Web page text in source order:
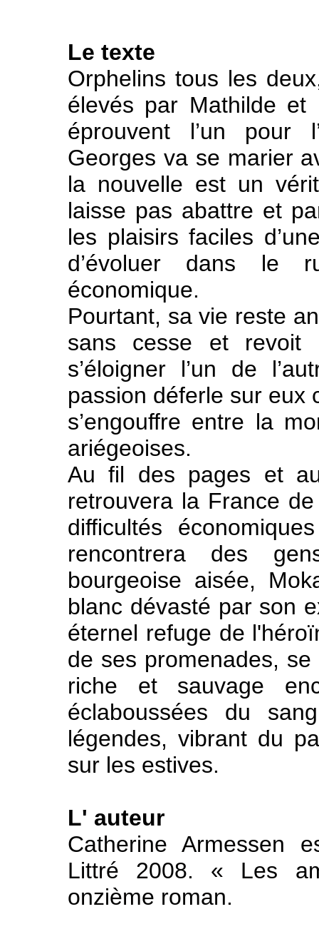
Le texte
Orphelins tous les
élevés par Mathilde et
éprouvent l’un pour
Georges va se marier
la nouvelle est un
laisse pas abattre et
les plaisirs faciles
d’évoluer dans le
économique.
Pourtant, sa vie reste
sans cesse et revoit
s’éloigner l’un de
passion déferle sur eux
s’engouffre entre la
ariégeoises.
Au fil des pages et
retrouvera la France
difficultés
rencontrera des
bourgeoise aisée,
blanc dévasté par son
éternel refuge de
de ses promenades,
riche et sauvage
éclaboussées du
légendes, vibrant du
sur les estives.
L' auteur
Catherine Armessen
Littré 2008. « Les
onzième roman.